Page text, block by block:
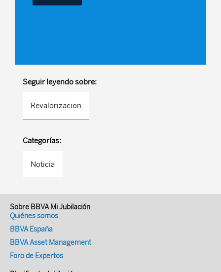
Seguir leyendo sobre:
Revalorizacion
Categorías:
Noticia
Sobre BBVA Mi Jubilación
Quiénes somos
BBVA España
BBVA Asset Management
Foro de Expertos